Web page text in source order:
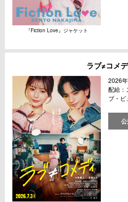
『Fiction Love』ジャケット
ラブ≠コメ
2026
配給：
ブ・ビ